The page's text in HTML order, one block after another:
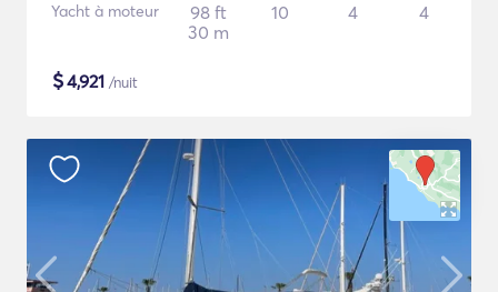
Yacht à moteur
98 ft
30 m
10 4 4
$4,921 /nuit